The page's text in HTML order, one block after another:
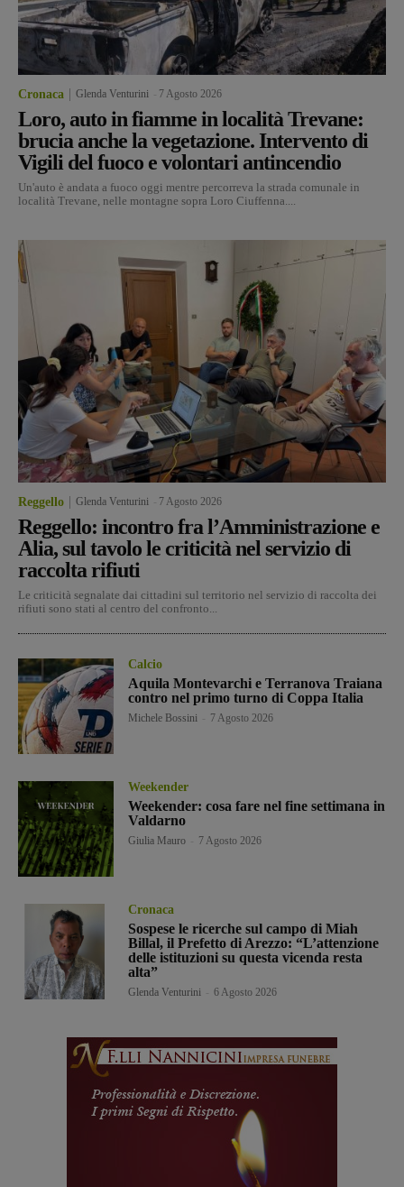
Cronaca Glenda Venturini 7 Agosto 2026
Loro, auto in fiamme in località Trevane:
brucia anche la vegetazione. Intervento di
Vigili del fuoco e volontari antincendio
Un'auto è andata a fuoco oggi mentre percorreva la strada comunale in
località Trevane, nelle montagne sopra Loro Ciuffenna....
Reggello Glenda Venturini 7 Agosto 2026
Reggello: incontro fra l’Amministrazione e
Alia, sul tavolo le criticità nel servizio di
raccolta rifiuti
Le criticità segnalate dai cittadini sul territorio nel servizio di raccolta dei
rifiuti sono stati al centro del confronto...
Calcio
Aquila Montevarchi e Terranova Traiana
contro nel primo turno di Coppa Italia
Michele Bossini 7 Agosto 2026
Weekender
Weekender: cosa fare nel fine settimana in
Valdarno
Giulia Mauro 7 Agosto 2026
Cronaca
Sospese le ricerche sul campo di Miah
Billal, il Prefetto di Arezzo: “L’attenzione
delle istituzioni su questa vicenda resta
alta”
Glenda Venturini 6 Agosto 2026